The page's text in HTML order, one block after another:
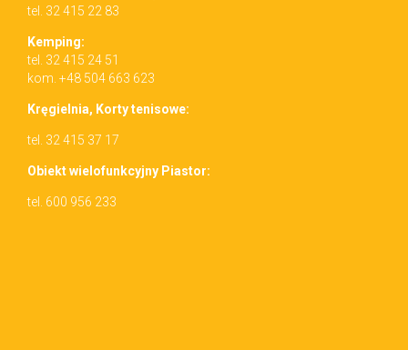
tel. 32 415 22 83
Kemp­ing:
tel. 32 415 24 51
kom. +48 504 663 623
Kręgiel­nia, Korty tenisowe:
tel. 32 415 37 17
Obiekt wielo­funkcyjny Piastor:
tel. 600 956 233